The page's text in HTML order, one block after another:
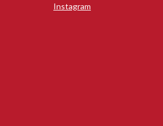
Instagram